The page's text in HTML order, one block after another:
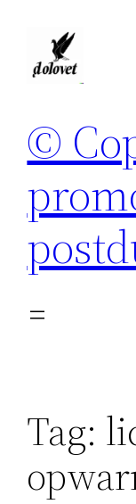
©
Tag: